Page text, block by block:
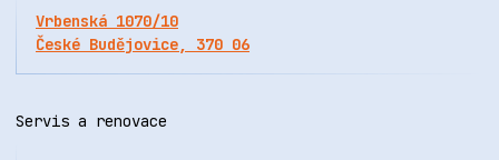
Vrbenská 1070/10
České Budějovice, 370 06
Servis a renovace